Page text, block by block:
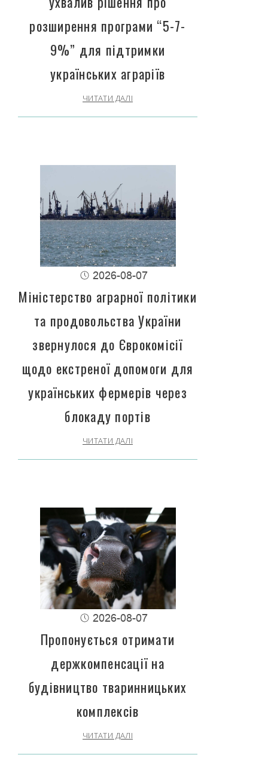
розширення програми “5-7-
9%” для підтримки
українських аграріїв
ЧИТАТИ ДАЛІ
2026-08-07
Міністерство аграрної політики
та продовольства України
звернулося до Єврокомісії
щодо екстреної допомоги для
українських фермерів через
блокаду портів
ЧИТАТИ ДАЛІ
2026-08-07
Пропонується отримати
держкомпенсації на
будівництво тваринницьких
комплексів
ЧИТАТИ ДАЛІ